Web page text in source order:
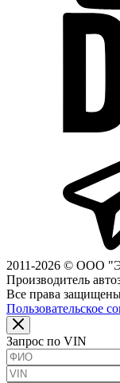
2011-2026 © ООО
Производитель
Все права
Пользовательское
Запрос по VIN